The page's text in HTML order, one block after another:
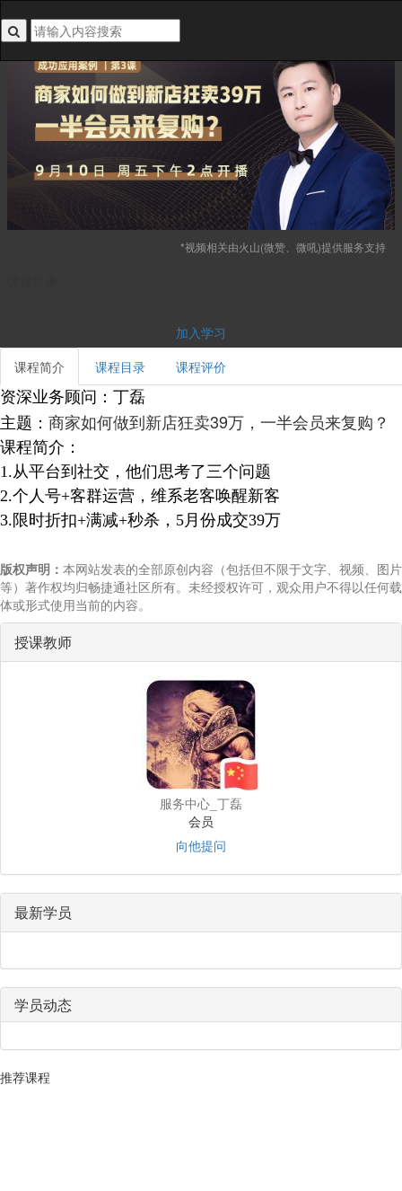
*视频相关由火山(微赞、微吼)提供服务支持
加入学习
课程简介
课程目录
课程评价
资深业务顾问：丁磊
主题： 商家如何做到新店狂卖39万，一半会员来复购？
课程简介：
1.从平台到社交，他们思考了三个问题
2.个人号+客群运营，维系老客唤醒新客
3.限时折扣+满减+秒杀，5月份成交39万
版权声明： 本网站发表的全部原创内容（包括但不限于文字、视频、图片
等）著作权均归畅捷通社区所有。未经授权许可，观众用户不得以任何载
体或形式使用当前的内容。
授课教师
服务中心_丁磊
会员
向他提问
最新学员
学员动态
推荐课程